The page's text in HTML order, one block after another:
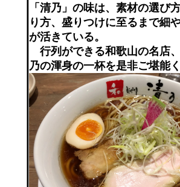
「清乃」の味は、素材の選び
り方、盛りつけに至るまで細
が活きている。
行列ができる和歌山の名店
乃の渾身の一杯を是非ご堪能く